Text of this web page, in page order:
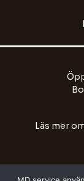
Läs mer